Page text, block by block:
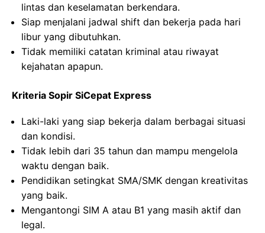
lintas dan keselamatan berkendara.
Siap menjalani jadwal shift dan bekerja pada hari
libur yang dibutuhkan.
Tidak memiliki catatan kriminal atau riwayat
kejahatan apapun.
Kriteria Sopir SiCepat Express
Laki-laki yang siap bekerja dalam berbagai situasi
dan kondisi.
Tidak lebih dari 35 tahun dan mampu mengelola
waktu dengan baik.
Pendidikan setingkat SMA/SMK dengan kreativitas
yang baik.
Mengantongi SIM A atau B1 yang masih aktif dan
legal.